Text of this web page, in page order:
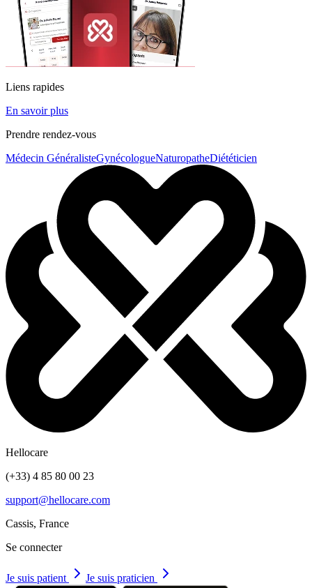
Liens rapides
En savoir plus
Prendre rendez-vous
Médecin GénéralisteGynécologueNaturopatheDiététicien
Hellocare
(+33) 4 85 80 00 23
support@hellocare.com
Cassis, France
Se connecter
Je suis patient Je suis praticien